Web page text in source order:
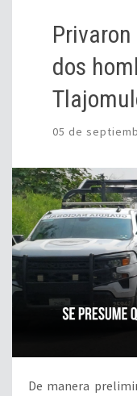
dos
05 de
De manera